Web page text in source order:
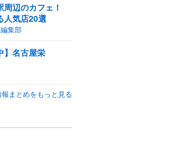
周辺のカフェ！
人気店20選
集部
】名古屋栄
まとめをもっと見る